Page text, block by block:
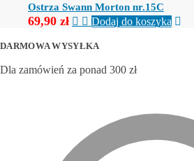
Ostrza Swann Morton nr.15C
69,90 zł Dodaj do koszyka
DARMOWA WYSYŁKA
Dla zamówień za ponad 300 zł